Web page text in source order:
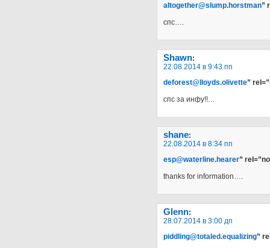
altogether@slump.horstman”
спс….
Shawn:
22.08.2014 в 9:43 пп
deforest@lloyds.olivette”
спс за инфу!!…
shane:
22.08.2014 в 8:34 пп
esp@waterline.hearer”
thanks for information….
Glenn:
28.07.2014 в 3:00 дп
piddling@totaled.equalizing”